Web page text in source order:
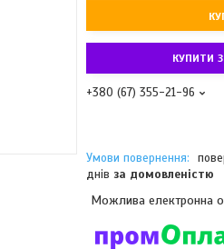
КУПИТИ З
+380 (67) 355-21-96
днів за домовленістю